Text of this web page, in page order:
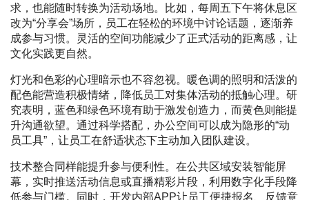
求，也能随时转换为活动场地。比如，每周五下午将休息区
改为“分享会”场所，员工在轻松的环境中讨论话题，逐渐养
成参与习惯。灵活的空间功能减少了正式活动的距离感，让
文化实践更自然。
灯光和色彩的心理暗示也不容忽视。暖色调的照明和活泼的
配色能营造积极情绪，降低员工对集体活动的抵触心理。研
究表明，蓝色和绿色环境有助于激发创造力，而黄色则能提
升沟通欲望。通过科学搭配，办公空间可以成为隐形的“动
员工具”，让员工在舒适状态下主动加入团队建设。
技术整合同样能提升参与便利性。在公共区域安装智能屏
幕，实时推送活动信息或直播精彩片段，利用数字化手段降
低参与门槛。同时，开发内部APP让员工便捷报名、反馈意